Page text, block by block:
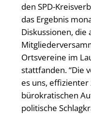
den SPD-
das Ergebnis
Diskussionen,
Ortsvereine im
stattfanden. “Die
es uns,
bürokratischen
politische